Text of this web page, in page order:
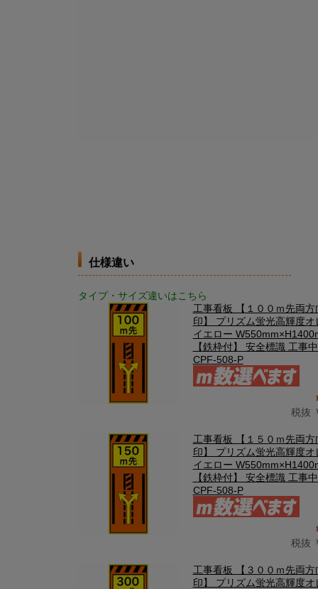
仕様違い
タイプ・サイズ違いはこちら
工事看板 【１００ｍ先両方
印】 プリズム蛍光高輝度オ
イエロー
【鉄枠付】 安全標識 工事
CPF-508-P
税抜
工事看板 【１５０ｍ先両方
印】 プリズム蛍光高輝度オ
イエロー
【鉄枠付】 安全標識 工事
CPF-508-P
税抜
工事看板 【３００ｍ先両方
印】 プリズム蛍光高輝度オ